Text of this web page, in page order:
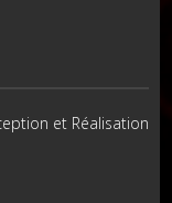
et Réalisation